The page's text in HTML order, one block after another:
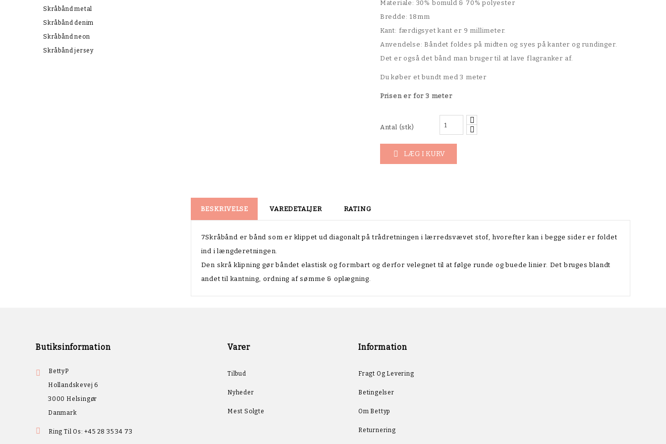
Skråbånd metal
Skråbånd denim
Skråbånd neon
Skråbånd jersey
Materiale: 30% bomuld & 70% polyester
Bredde: 18mm
Kant: færdigsyet kant er 9 millimeter.
Anvendelse: Båndet foldes på midten og syes på kanter og rundinger.
Det er også det bånd man bruger til at lave flagranker af.
Du køber et bundt med 3 meter
Prisen er for 3 meter
Antal (stk)
 LÆG I KURV
BESKRIVELSE VAREDETALJER RATING
7Skråbånd er bånd som er klippet ud diagonalt på trådretningen i lærredsvævet stof, hvorefter kan i begge sider er foldet
ind i længderetningen.
Den skrå klipning gør båndet elastisk og formbart og derfor velegnet til at følge runde og buede linier. Det bruges blandt
andet til kantning, ordning af sømme & oplægning.
Butiksinformation

BettyP
Hollandskevej 6
3000 Helsingør
Danmark
 Ring Til Os:+45 28 35 34 73
Varer
Tilbud
Nyheder
Mest Solgte
Information
Fragt Og Levering
Betingelser
Om Bettyp
Returnering